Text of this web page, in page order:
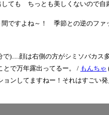
ても ちっとも美しくないので
すよね～！ 季節との逆のファ
).....顔は右側の方がシミソバカス
とで万年露出ってるー。 / もんちゃ
ンしてますねー！それはすごい